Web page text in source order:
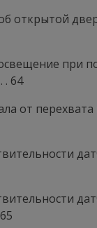
двери.
при
. 64
от перехвата